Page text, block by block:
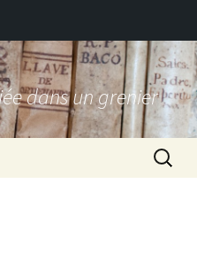
dans un grenier